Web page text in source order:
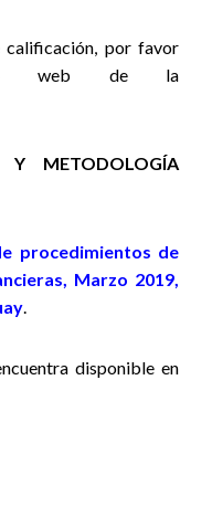
calificación, por favor
web de la
Y METODOLOGÍA
procedimientos de
Marzo 2019,
.
disponible en